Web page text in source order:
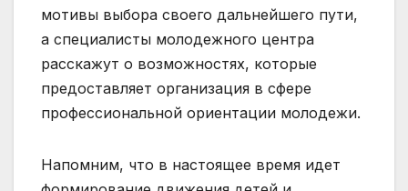
мотивы выбора своего дальнейшего пути,
а специалисты молодежного центра
расскажут о возможностях, которые
предоставляет организация в сфере
профессиональной ориентации молодежи.
Напомним, что в настоящее время идет